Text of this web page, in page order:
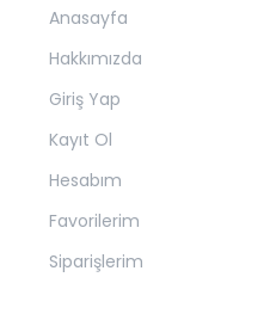
Anasayfa
Hakkımızda
Giriş Yap
Kayıt Ol
Hesabım
Favorilerim
Siparişlerim